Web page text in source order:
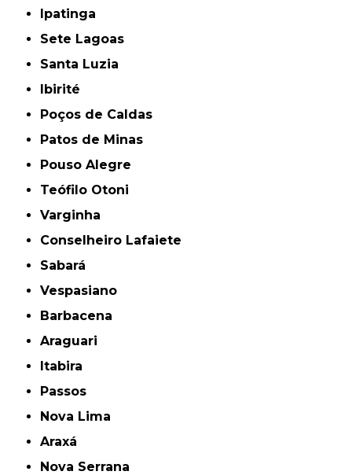
Ipatinga
Sete Lagoas
Santa Luzia
Ibirité
Poços de Caldas
Patos de Minas
Pouso Alegre
Teófilo Otoni
Varginha
Conselheiro Lafaiete
Sabará
Vespasiano
Barbacena
Araguari
Itabira
Passos
Nova Lima
Araxá
Nova Serrana